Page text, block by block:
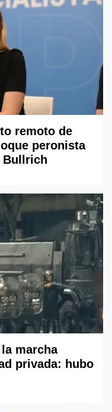
remoto de
peronista
Bullrich
marcha
privada: hubo